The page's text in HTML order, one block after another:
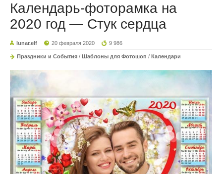
Календарь-фоторамка на
2020 год — Стук сердца
lunar.elf 20 февраля 2020 9 986
Праздники и События / Шаблоны для Фотошоп / Календари